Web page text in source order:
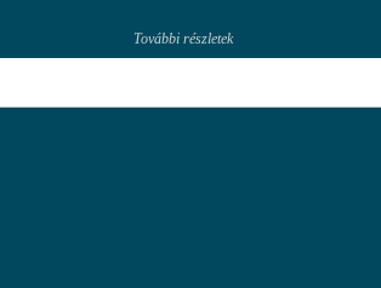
További részletek